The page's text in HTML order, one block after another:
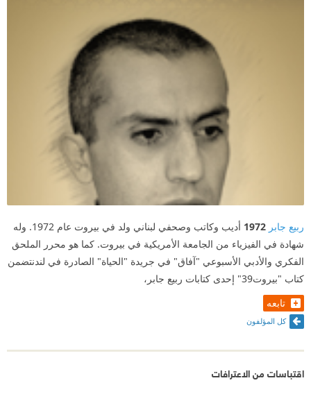
ربيع جابر 1972
أديب وكاتب وصحفي لبناني ولد في بيروت عام 1972. وله
شهادة في الفيزياء من الجامعة الأمريكية في بيروت. كما هو محرر الملحق
الفكري والأدبي الأسبوعي "آفاق" في جريدة "الحياة" الصادرة في لندنتضمن
كتاب "بيروت39" إحدى كتابات ربيع جابر،
تابعه
كل المؤلفون
اقتباسات من الاعترافات